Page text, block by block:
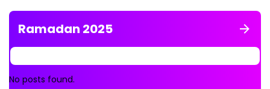
Ramadan 2025
No posts found.